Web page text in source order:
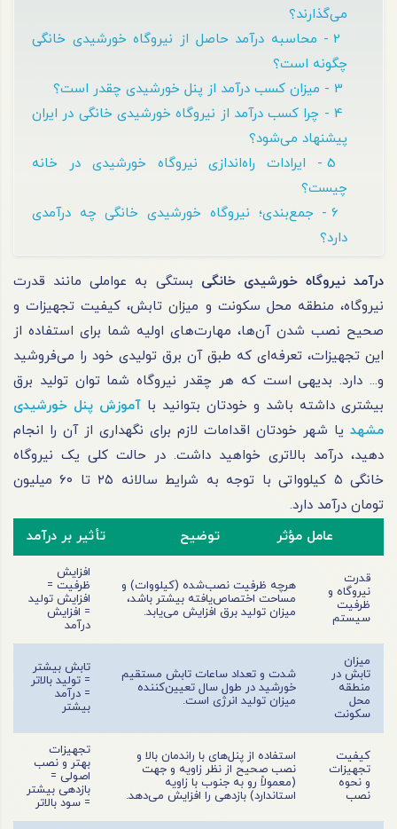
می‌گذارند؟
2 - محاسبه درآمد حاصل از نیروگاه خورشیدی خانگی
چگونه است؟
4 - چرا کسب درآمد از نیروگاه خورشیدی خانگی در ایران
پیشنهاد می‌شود؟
5 - ایرادات راه‌اندازی نیروگاه خورشیدی در خانه
چیست؟
6 - جمع‌بندی؛ نیروگاه خورشیدی خانگی چه درآمدی
دارد؟
درآمد نیروگاه خورشیدی خانگی بستگی به عواملی مانند قدرت
نیروگاه، منطقه محل سکونت و میزان تابش، کیفیت تجهیزات و
صحیح نصب شدن آن‌ها، مهارت‌های اولیه شما برای استفاده از
این تجهیزات، تعرفه‌ای که طبق آن برق تولیدی خود را می‌فروشید
و... دارد. بدیهی است که هر چقدر نیروگاه شما توان تولید برق
بیشتری داشته باشد و خودتان بتوانید با آموزش پنل خورشیدی
مشهد یا شهر خودتان اقدامات لازم برای نگهداری از آن را انجام
دهید، درآمد بالاتری خواهید داشت. در حالت کلی یک نیروگاه
خانگی ۵ کیلوواتی با توجه به شرایط سالانه ۲۵ تا ۶۰ میلیون
تومان درآمد دارد.
عامل مؤثر
توضیح تأثیر بر درآمد
قدرت
نیروگاه و
ظرفیت
سیستم
هرچه ظرفیت نصب‌شده (کیلووات) و
مساحت اختصاص‌یافته بیشتر باشد،
میزان تولید برق افزایش می‌یابد.
افزایش
ظرفیت =
افزایش تولید
= افزایش
درآمد
میزان
تابش در
منطقه
محل
سکونت
شدت و تعداد ساعات تابش مستقیم
خورشید در طول سال تعیین‌کننده
میزان تولید انرژی است.
تابش بیشتر
= تولید بالاتر
= درآمد
بیشتر
کیفیت
تجهیزات
و نحوه
نصب
استفاده از پنل‌های با راندمان بالا و
نصب صحیح از نظر زاویه و جهت
(معمولاً رو به جنوب با زاویه
استاندارد) بازدهی را افزایش می‌دهد.
تجهیزات
بهتر و نصب
اصولی =
بازدهی بیشتر
= سود بالاتر